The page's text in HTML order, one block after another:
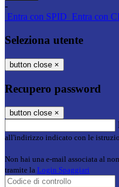
-
Entra con SPID Entra con
Seleziona utente
button close ×
Recupero password
button close ×
all'indirizzo indicato con le
Non hai una e-mail associata al
tramite la Login Spaggiari